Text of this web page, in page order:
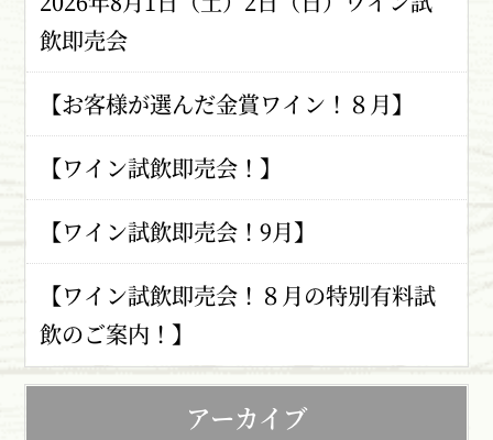
飲即売会
【お客様が選んだ金賞ワイン！８月】
【ワイン試飲即売会！】
【ワイン試飲即売会！9月】
【ワイン試飲即売会！８月の特別有料試
飲のご案内！】
アーカイブ